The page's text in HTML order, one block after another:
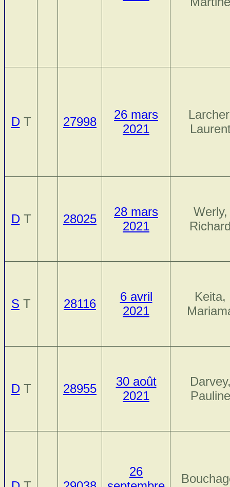
DT 27998
26 mars
2021
DT 28025
28 mars
2021
Werly,
S T 28116
6 avril
2021
Keita,
DT 28955
30 août
2021
Pauline
26